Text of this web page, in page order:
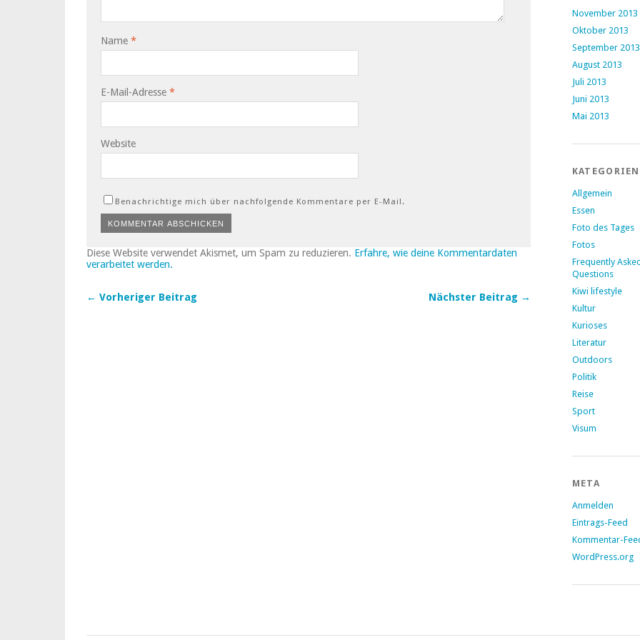
Name *
E-Mail-Adresse *
Website
Benachrichtige mich über nachfolgende Kommentare per E-Mail.
Diese Website verwendet Akismet, um Spam zu reduzieren. Erfahre, wie deine Kommentardaten
verarbeitet werden.
← Vorheriger Beitrag Nächster Beitrag →
November 2013
Oktober 2013
September 2013
August 2013
Juli 2013
Juni 2013
Mai 2013
KATEGORIEN
Allgemein
Essen
Foto des Tages
Fotos
Frequently
Questions
Kiwi lifestyle
Kultur
Kurioses
Literatur
Outdoors
Politik
Reise
Sport
Visum
META
Anmelden
Eintrags-Feed
Kommentar-
WordPress.org